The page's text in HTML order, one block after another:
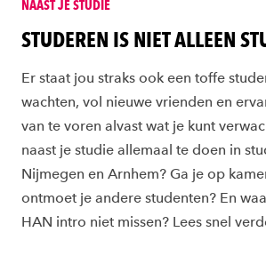
NAAST JE STUDIE
STUDEREN IS NIET ALLEEN
Er staat jou straks ook een toffe
wachten, vol nieuwe vrienden en
van te voren alvast wat je kunt
naast je studie allemaal te doen in
Nijmegen en Arnhem? Ga je op
ontmoet je andere studenten? En
HAN intro niet missen? Lees snel